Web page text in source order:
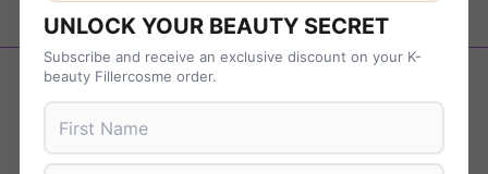
UNLOCK YOUR BEAUTY SECRET
Subscribe and receive an exclusive discount on your K-
beauty Fillercosme order.